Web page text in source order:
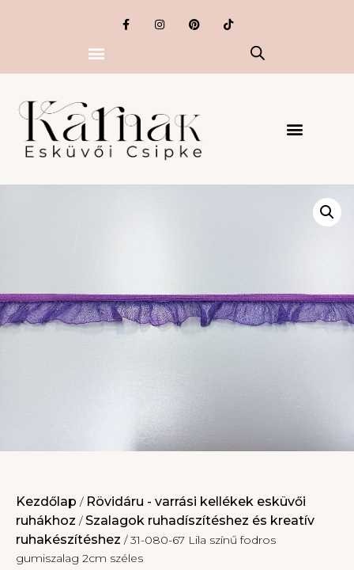
Kezdőlap / Rövidáru - varrási kellékek esküvői
ruhákhoz /Szalagok ruhadíszítéshez és kreatív
ruhakészítéshez / 31-080-67 Lila színű fodros
gumiszalag 2cm széles